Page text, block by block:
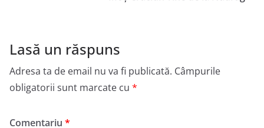
Lasă un răspuns
Adresa ta de email nu va fi publicată. Câmpurile
obligatorii sunt marcate cu *
Comentariu *